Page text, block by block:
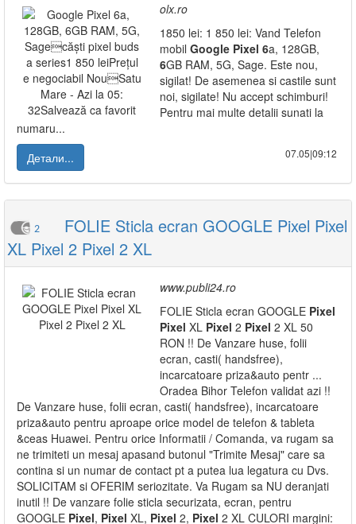
olx.ro
1850 lei: 1 850 lei: Vand Telefon
mobil Google Pixel 6a, 128GB,
6GB RAM, 5G, Sage. Este nou,
sigilat! De asemenea si castile sunt
noi, sigilate! Nu accept schimburi!
Pentru mai multe detalii sunati la
numaru...
Детали...
07.05|09:12
2
FOLIE Sticla ecran GOOGLE Pixel Pixel
XL Pixel 2 Pixel 2 XL
www.publi24.ro
FOLIE Sticla ecran GOOGLE Pixel
Pixel XL Pixel 2 Pixel 2 XL 50
RON !! De Vanzare huse, folii
ecran, casti( handsfree),
incarcatoare priza&auto pentr ...
Oradea Bihor Telefon validat azi !!
De Vanzare huse, folii ecran, casti( handsfree), incarcatoare
priza&auto pentru aproape orice model de telefon & tableta
&ceas Huawei. Pentru orice Informatii / Comanda, va rugam sa
ne trimiteti un mesaj apasand butonul "Trimite Mesaj" care sa
contina si un numar de contact pt a putea lua legatura cu Dvs.
SOLICITAM si OFERIM seriozitate. Va Rugam sa NU deranjati
inutil !! De vanzare folie sticla securizata, ecran, pentru
GOOGLE Pixel, Pixel XL, Pixel 2, Pixel 2 XL CULORI margini: